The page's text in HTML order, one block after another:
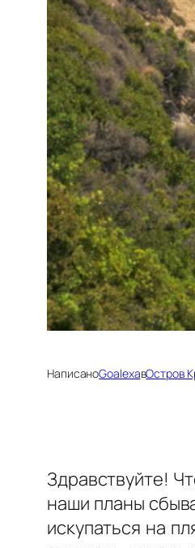
НаписаноGoalexaвОстров
Здравствуйте!
наши планы
искупаться на